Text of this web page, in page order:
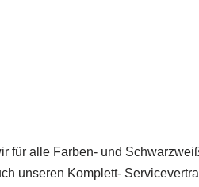
für alle Farben- und
unseren Komplett-